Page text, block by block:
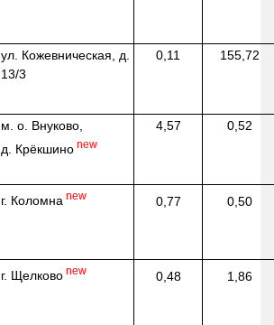
ул. Кожевническая , д.
13/3
0,11 155,72
м. о. Внуково,
д. Крёкшино new
4,57 0,52
г. Коломна new 0,77 0,50
г. Щелково new 0,48 1,86